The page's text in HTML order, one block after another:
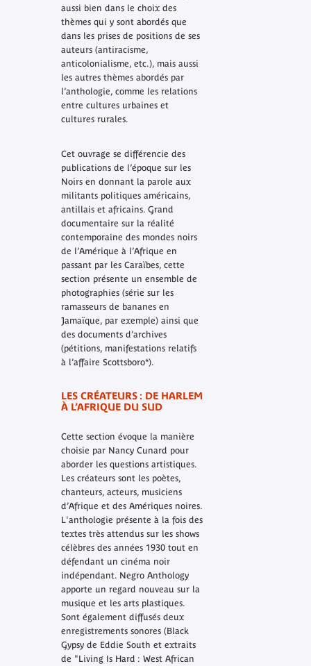
aussi bien dans le choix des
thèmes qui y sont abordés que
dans les prises de positions de ses
auteurs (antiracisme,
anticolonialisme, etc.), mais aussi
les autres thèmes abordés par
l’anthologie, comme les relations
entre cultures urbaines et
cultures rurales.
Cet ouvrage se différencie des
publications de l’époque sur les
Noirs en donnant la parole aux
militants politiques américains,
antillais et africains. Grand
documentaire sur la réalité
contemporaine des mondes noirs
de l’Amérique à l’Afrique en
passant par les Caraïbes, cette
section présente un ensemble de
photographies (série sur les
ramasseurs de bananes en
Jamaïque, par exemple) ainsi que
des documents d’archives
(pétitions, manifestations relatifs
à l’affaire Scottsboro*).
LES CRÉATEURS : DE HARLEM
À L’AFRIQUE DU SUD
Cette section évoque la manière
choisie par Nancy Cunard pour
aborder les questions artistiques.
Les créateurs sont les poètes,
chanteurs, acteurs, musiciens
d’Afrique et des Amériques noires.
L'anthologie présente à la fois des
textes très attendus sur les shows
célèbres des années 1930 tout en
défendant un cinéma noir
indépendant. Negro Anthology
apporte un regard nouveau sur la
musique et les arts plastiques.
Sont également diffusés deux
enregistrements sonores (Black
Gypsy de Eddie South et extraits
de "Living Is Hard : West African